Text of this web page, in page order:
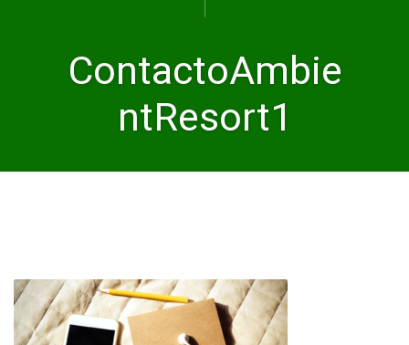
ContactoAmbie
ntResort1